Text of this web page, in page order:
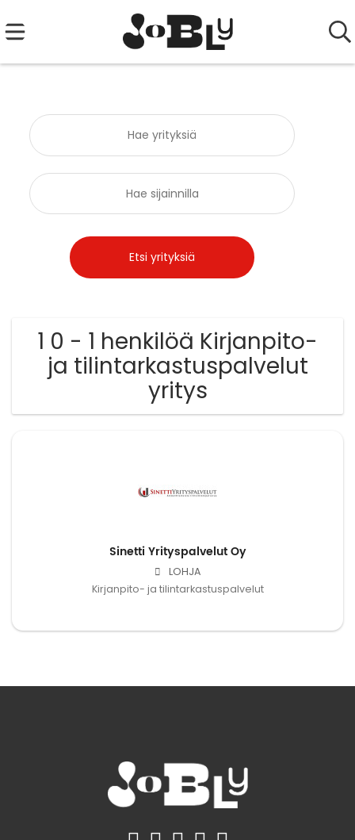
1 0 - 1 henkilöä Kirjanpito-
ja tilintarkastuspalvelut
yritys
Sinetti Yrityspalvelut Oy
LOHJA
Kirjanpito- ja tilintarkastuspalvelut